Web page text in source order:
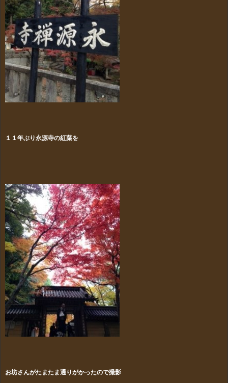
１１年ぶり永源寺の紅葉を
お坊さんがたまたま通りがかったので撮影